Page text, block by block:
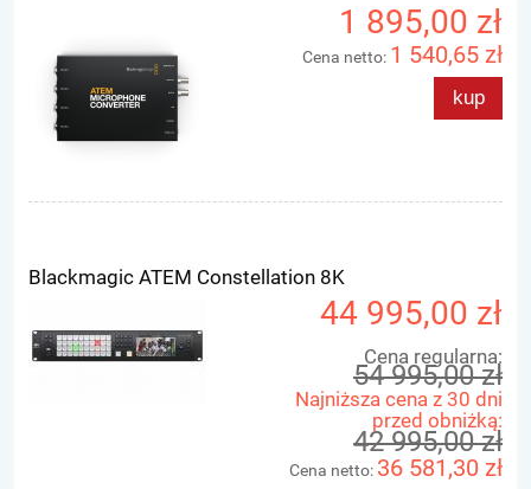
1 895,00 zł
Cena netto: 1 540,65 zł
kup
Blackmagic ATEM Constellation 8K
44 995,00 zł
Cena regularna:
54 995,00 zł
Najniższa cena z 30 dni
przed obniżką:
42 995,00 zł
Cena netto: 36 581,30 zł